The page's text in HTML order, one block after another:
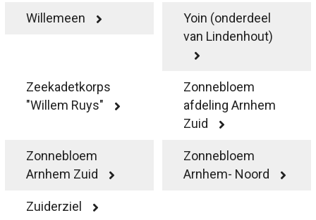
Willemeen
Yoin (onderdeel
van Lindenhout)
Zeekadetkorps
"Willem Ruys"
Zonnebloem
afdeling Arnhem
Zuid
Zonnebloem
Arnhem Zuid
Zonnebloem
Arnhem- Noord
Zuiderziel